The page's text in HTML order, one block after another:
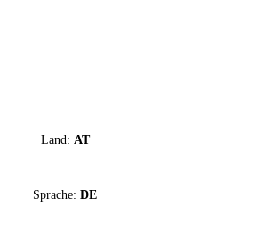
Land: AT
Sprache: DE